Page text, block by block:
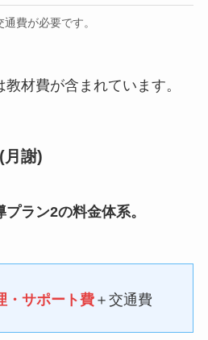
費が必要です。
材費が含まれています。
月謝)
ラン2の料金体系。
・サポート費＋交通費